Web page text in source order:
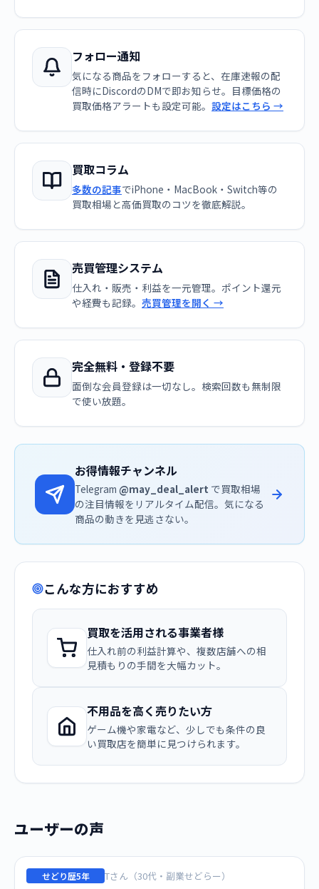
フォロー通知
気になる商品をフォローすると、在庫速報の配
信時にDiscordのDMで即お知らせ。目標価格の
買取価格アラートも設定可能。 設定はこちら →
買取コラム
多数の記事でiPhone・MacBook・Switch等の
買取相場と高価買取のコツを徹底解説。
売買管理システム
仕入れ・販売・利益を一元管理。ポイント還元
や経費も記録。 売買管理を開く →
完全無料・登録不要
面倒な会員登録は一切なし。検索回数も無制限
で使い放題。
お得情報チャンネル
Telegram @may_deal_alert で買取相場
の注目情報をリアルタイム配信。気になる
商品の動きを見逃さない。
こんな方におすすめ
買取を活用される事業者様
仕入れ前の利益計算や、複数店舗への相
見積もりの手間を大幅カット。
不用品を高く売りたい方
ゲーム機や家電など、少しでも条件の良
い買取店を簡単に見つけられます。
ユーザーの声
せどり歴5年 Tさん（30代・副業せどらー）